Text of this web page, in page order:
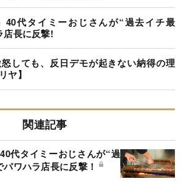
40代タイミーおじさんが“過去イチ最
店長に反撃!
しても、反日デモが起きない納得の理
ヤ】
関連記事
代タイミーおじさんが“過
ワハラ店長に反撃！